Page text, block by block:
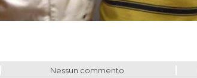
Nessun commento